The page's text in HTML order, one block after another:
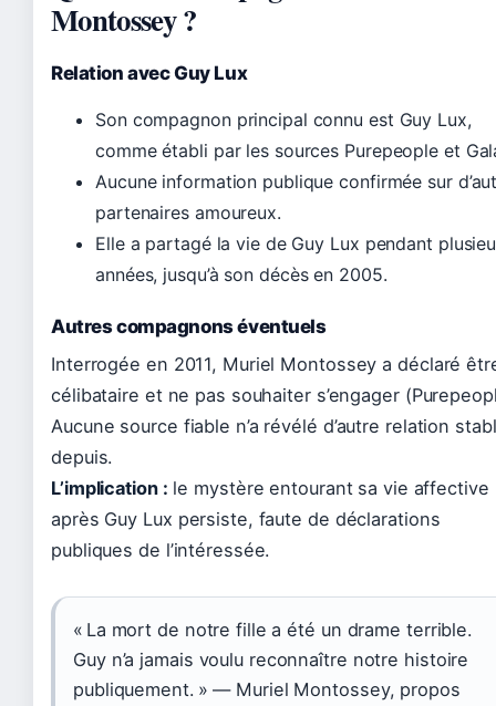
Montossey ?
Relation avec Guy Lux
Son compagnon principal connu est Guy Lux,
comme établi par les sources Purepeople et
Aucune information publique confirmée sur
partenaires amoureux.
Elle a partagé la vie de Guy Lux pendant
années, jusqu’à son décès en 2005.
Autres compagnons éventuels
Interrogée en 2011, Muriel Montossey a déclaré
célibataire et ne pas souhaiter s’engager
Aucune source fiable n’a révélé d’autre relation
depuis.
L’implication : le mystère entourant sa vie affective
après Guy Lux persiste, faute de déclarations
publiques de l’intéressée.
« La mort de notre fille a été un drame terrible.
Guy n’a jamais voulu reconnaître notre histoire
publiquement. » — Muriel Montossey, propos